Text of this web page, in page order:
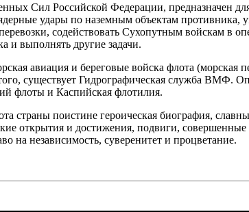
Сил Российской Федерации, предназначен
удары по наземным объектам противника,
содействовать Сухопутным войскам в
и выполнять другие задачи.
авиация и береговые войска флота (морская
существует Гидрографическая служба
флоты и Каспийская флотилия.
страны поистине героическая биография,
открытия и достижения, подвиги,
на независимость, суверенитет и процветание.